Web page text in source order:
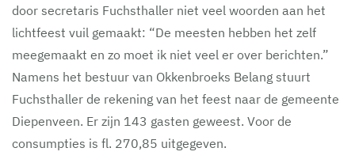
door secretaris Fuchsthaller niet veel woorden aan het
lichtfeest vuil gemaakt: “De meesten hebben het zelf
meegemaakt en zo moet ik niet veel er over berichten.”
Namens het bestuur van Okkenbroeks Belang stuurt
Fuchsthaller de rekening van het feest naar de gemeente
Diepenveen. Er zijn 143 gasten geweest. Voor de
consumpties is fl. 270,85 uitgegeven.